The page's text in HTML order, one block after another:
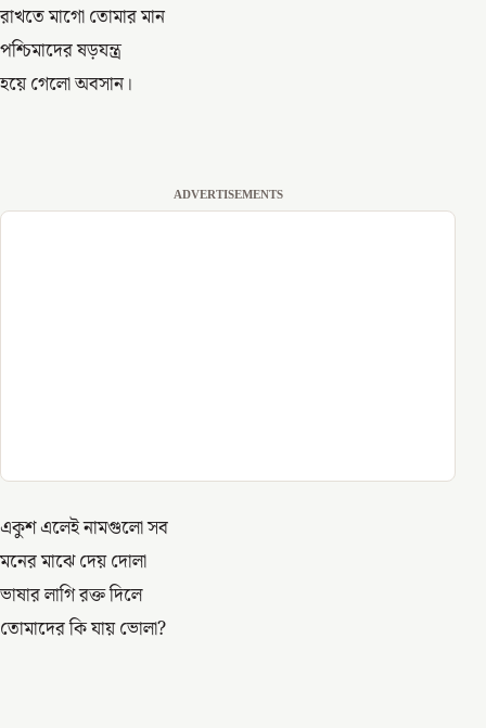
রাখতে মাগো তোমার মান
পশ্চিমাদের ষড়যন্ত্র
হয়ে গেলো অবসান।
ADVERTISEMENTS
একুশ এলেই নামগুলো সব
মনের মাঝে দেয় দোলা
ভাষার লাগি রক্ত দিলে
তোমাদের কি যায় ভোলা?